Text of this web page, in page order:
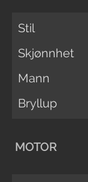
Stil
Skjønnhet
Mann
Bryllup
MOTOR